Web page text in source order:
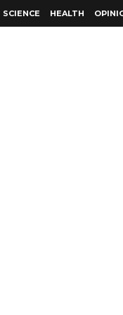
SCIENCE HEALTH